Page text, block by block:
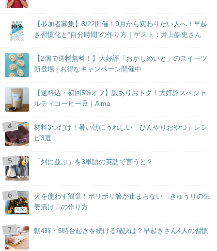
【参加者募集】8/22開催！9月から変わりたい人へ！早起
き習慣化と“自分時間”の作り方｜ゲスト：井上皓史さん
【2個で送料無料！】大好評「おかしめいと」のスイーツ
新登場 | お得なキャンペーン開催中
【送料込・初回5%オフ】訳ありおトク！大好評スペシャ
ルティコーヒー豆｜Aima
材料3つだけ！暑い朝にうれしい「ひんやりおやつ」レシ
ピ3選
「列に並ぶ」を3単語の英語で言うと？
BLOG
火を使わず簡単！ポリポリ箸が止まらない「きゅうりの生
姜漬け」の作り方
朝4時・5時台起きを続ける秘訣は？早起きさん4人の習慣